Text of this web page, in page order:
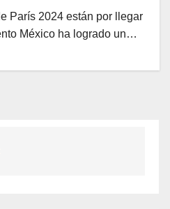
París 2024 están por llegar
México ha logrado un…